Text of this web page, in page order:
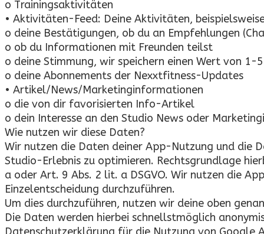
o Trainingsaktivitäten
• Aktivitäten-Feed: Deine Aktivitäten,
o deine Bestätigungen, ob du an Empfehlungen
o ob du Informationen mit Freunden teilst
o deine Stimmung, wir speichern einen Wert von 1-
o deine Abonnements der Nexxtfitness-Updates
• Artikel/News/Marketinginformationen
o die von dir favorisierten Info-Artikel
o dein Interesse an den Studio News oder
Wie nutzen wir diese Daten?
Wir nutzen die Daten deiner App-Nutzung und die
Studio-Erlebnis zu optimieren. Rechtsgrundlage
a oder Art. 9 Abs. 2 lit. a DSGVO. Wir nutzen die
Einzelentscheidung durchzuführen.
Um dies durchzuführen, nutzen wir deine oben
Die Daten werden hierbei schnellstmöglich